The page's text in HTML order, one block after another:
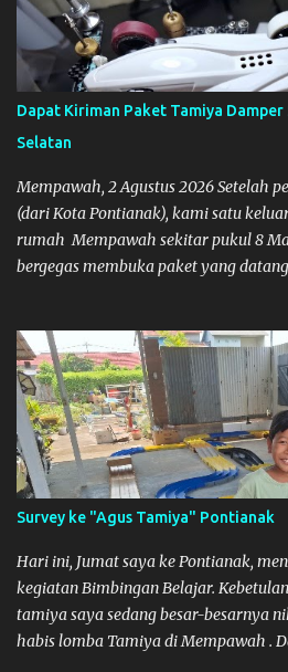
Dapat Kiriman Paket Tamiya
Selatan
Mempawah, 2 Agustus 2026 Setelah
(dari Kota Pontianak), kami satu
rumah Mempawah sekitar pukul 8
bergegas membuka paket yang
Survey ke "Agus Tamiya" Pontianak
Hari ini, Jumat saya ke Pontianak,
kegiatan Bimbingan Belajar.
tamiya saya sedang besar-besarnya
habis lomba Tamiya di Mempawah .